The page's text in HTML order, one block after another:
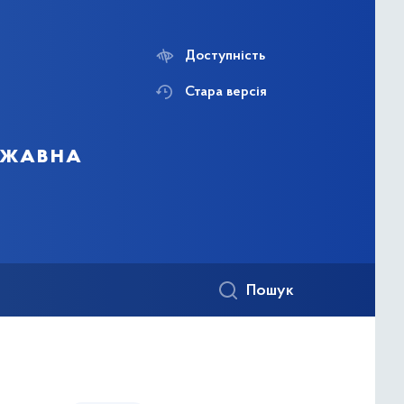
Доступність
Стара версія
Пошук